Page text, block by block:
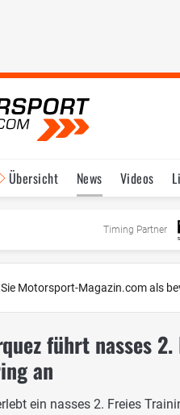
Übersicht News Videos
Timing Partner
Motorsport-Magazin.com als
führt nasses
an
ein nasses 2. Freies